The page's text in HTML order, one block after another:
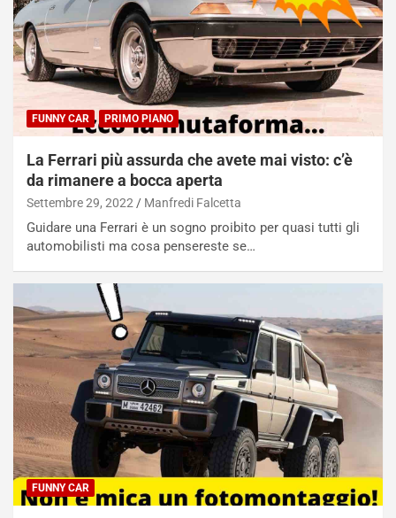
FUNNY CAR PRIMO PIANO
La Ferrari più assurda che avete mai visto: c’è
da rimanere a bocca aperta
Settembre 29, 2022 Manfredi Falcetta
Guidare una Ferrari è un sogno proibito per quasi tutti gli
automobilisti ma cosa pensereste se…
FUNNY CAR